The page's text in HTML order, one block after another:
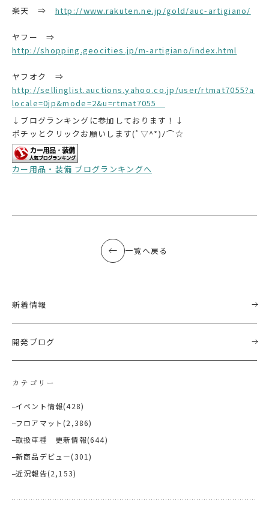
楽天 ⇒ http://www.rakuten.ne.jp/gold/auc-artigiano/
ヤフー ⇒
http://shopping.geocities.jp/m-artigiano/index.html
ヤフオク ⇒
http://sellinglist.auctions.yahoo.co.jp/user/rtmat7055?a
locale=0jp&mode=2&u=rtmat7055
↓ブログランキングに参加しております！↓
ポチッとクリックお願いします(ﾟ▽^*)ﾉ⌒☆
カー用品・装備 ブログランキングへ
一覧へ戻る
新着情報
開発ブログ
カテゴリー
イベント情報(428)
フロアマット (2,386)
取扱車種 更新情報(644)
新商品デビュー(301)
近況報告(2,153)